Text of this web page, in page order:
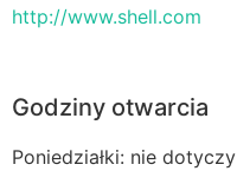
http://www.shell.com
Godziny otwarcia
Poniedziałki: nie dotyczy